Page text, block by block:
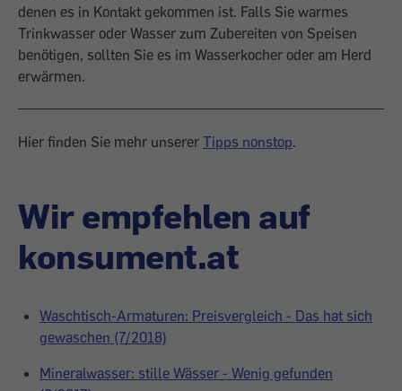
denen es in Kontakt gekommen ist. Falls Sie warmes
Trinkwasser oder Wasser zum Zubereiten von Speisen
benötigen, sollten Sie es im Wasserkocher oder am Herd
erwärmen.
Hier finden Sie mehr unserer Tipps nonstop.
Wir empfehlen auf
konsument.at
Waschtisch-Armaturen: Preisvergleich - Das hat sich
gewaschen (7/2018)
Mineralwasser: stille Wässer - Wenig gefunden